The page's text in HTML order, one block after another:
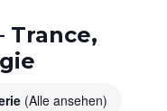
Trance,
(Alle ansehen)